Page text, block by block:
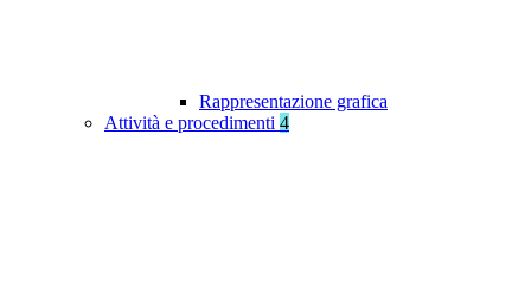
Rappresentazione grafica
Attività e procedimenti 4